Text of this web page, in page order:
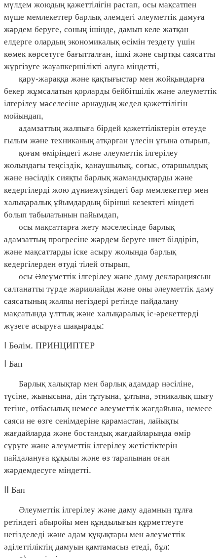
мүлдем жоюдың қажеттілігін растап, осы мақсатпен
мүше мемлекеттер барлық әлемдегі әлеуметтік дамуға
жәрдем беруге, соның ішінде, дамып келе жатқан
елдерге олардың экономикалық өсімін тездету үшін
көмек көрсетуге бағытталған, ішкі және сыртқы саясатты
жүргізуге жауапкершілікті алуға міндетті,
қару-жараққа және қақтығыстар мен жойқындарға
бекер жұмсалатын қорларды бейбітшілік және әлеуметтік
ілгерілеу мәселесіне арнаудың жедел қажеттілігін
мойындап,
адамзаттың жалпыға бірдей қажеттіліктерін өтеуде
ғылым және техниканың атқарған үлесін ұғына отырып,
қоғам өміріндегі және әлеуметтік ілгерілеу
жолындағы теңсіздік, қанаушылық, соғыс, отаршылдық
және нәсілдік сияқты барлық жамандықтарды және
кедергілерді жою дүниежүзіндегі бар мемлекеттер мен
халықаралық ұйымдардың бірінші кезектегі міндеті
болып табылатынын пайымдап,
осы мақсаттарға жету мәселесінде барлық
адамзаттың прогресіне жәрдем беруге ниет білдіріп,
және мақсаттарды іске асыру жолында барлық
кедергілерден өтуді тілей отырып,
осы Әлеуметтік ілгерілеу және даму декларациясын
салтанатты түрде жариялайды және оны әлеуметтік даму
саясатының жалпы негіздері ретінде пайдалану
мақсатында ұлттық және халықаралық іс-әрекеттерді
жүзеге асыруға шақырады:
I Бөлім. ПРИНЦИПТЕР
I Бап
Барлық халықтар мен барлық адамдар нәсіліне,
түсіне, жынысына, дін тұтуына, ұлтына, этникалық шығу
тегіне, отбасылық немесе әлеуметтік жағдайына, немесе
саяси не өзге сенімдеріне қарамастан, лайықты
жағдайларда және бостандық жағдайларында өмір
сүруге және әлеуметтік ілгерілеу жетістіктерін
пайдалануға құқылы және өз тарапынан оған
жәрдемдесуге міндетті.
II Бап
Әлеуметтік ілгерілеу және даму адамның тұлға
ретіндегі абыройы мен құндылығын құрметтеуге
негізделеді және адам құқықтары мен әлеуметтік
әділеттіліктің дамуын қамтамасыз етеді, бұл: